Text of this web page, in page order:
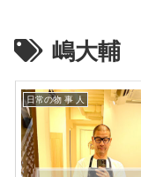
嶋大輔
日常の物 事 人